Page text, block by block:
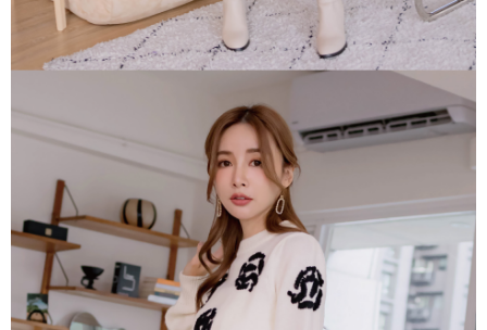
請求用戶進行身份認證。
５．嚴禁一人註冊多個帳號或使用他人資訊註冊。若發現惡意使用之情形，
恩沛科技股份有限公司將有權停止該用戶之使用額度並採取法律行動。